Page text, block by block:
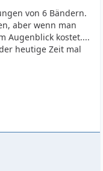
von 6 Bändern.
aber wenn man
Augenblick kostet....
heutige Zeit mal